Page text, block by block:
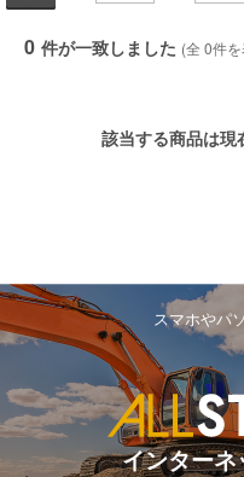
0 件が一致しました (全 0件
該当する商品は現
スマホやパ
インター